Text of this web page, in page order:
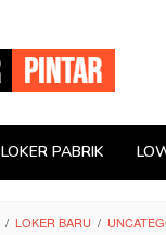
LOKER PABRIK
/ LOKER BARU /